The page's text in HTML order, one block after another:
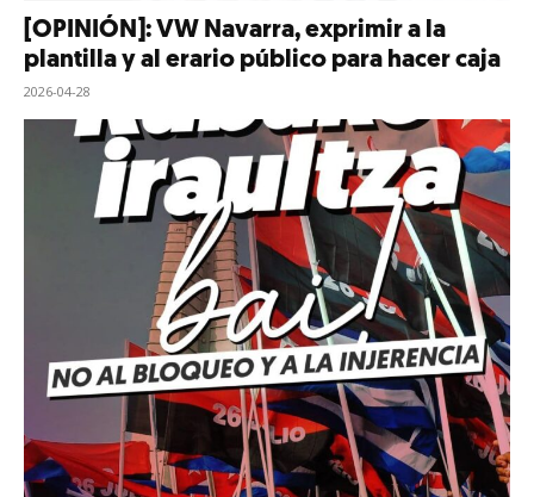
[OPINIÓN]: VW Navarra, exprimir a la
plantilla y al erario público para hacer caja
2026-04-28